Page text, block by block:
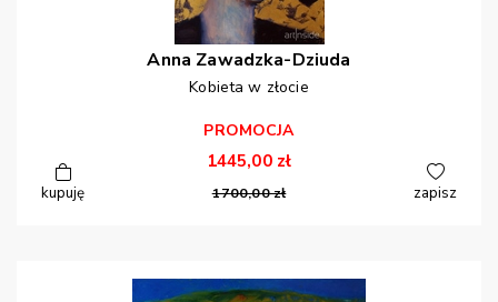
Anna Zawadzka-Dziuda
Kobieta w złocie
kupuję
PROMOCJA
1445,00 zł
1700,00zł zapisz